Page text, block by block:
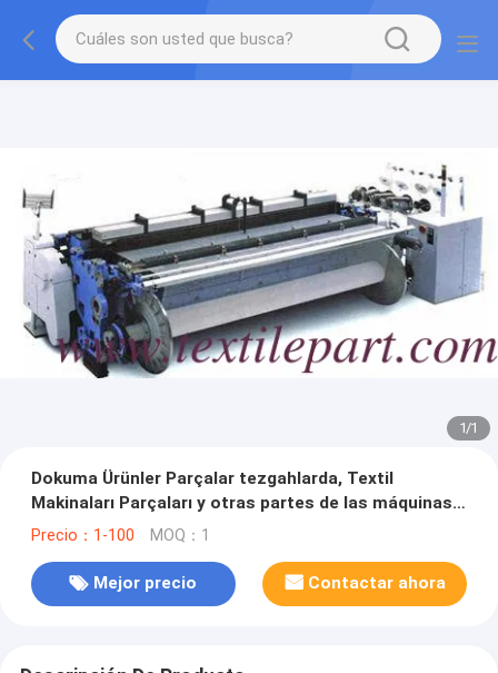
1/1
Dokuma Ürünler Parçalar tezgahlarda, Textil
Makinaları Parçaları y otras partes de las máquinas
de tejer.
Precio：1-100 MOQ：1
Mejor precio Contactar ahora